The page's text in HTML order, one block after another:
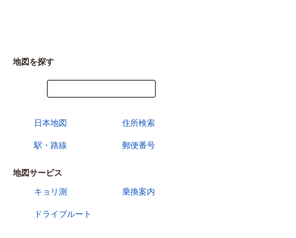
地図を探す
日本地図 住所検索
駅・路線 郵便番号
地図サービス
キョリ測
乗換案内
ドライブルート